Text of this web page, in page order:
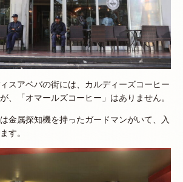
スアベバの街には、カルディーズコーヒー
、「オマールズコーヒー」はありません。
金属探知機を持ったガードマンがいて、入
す。